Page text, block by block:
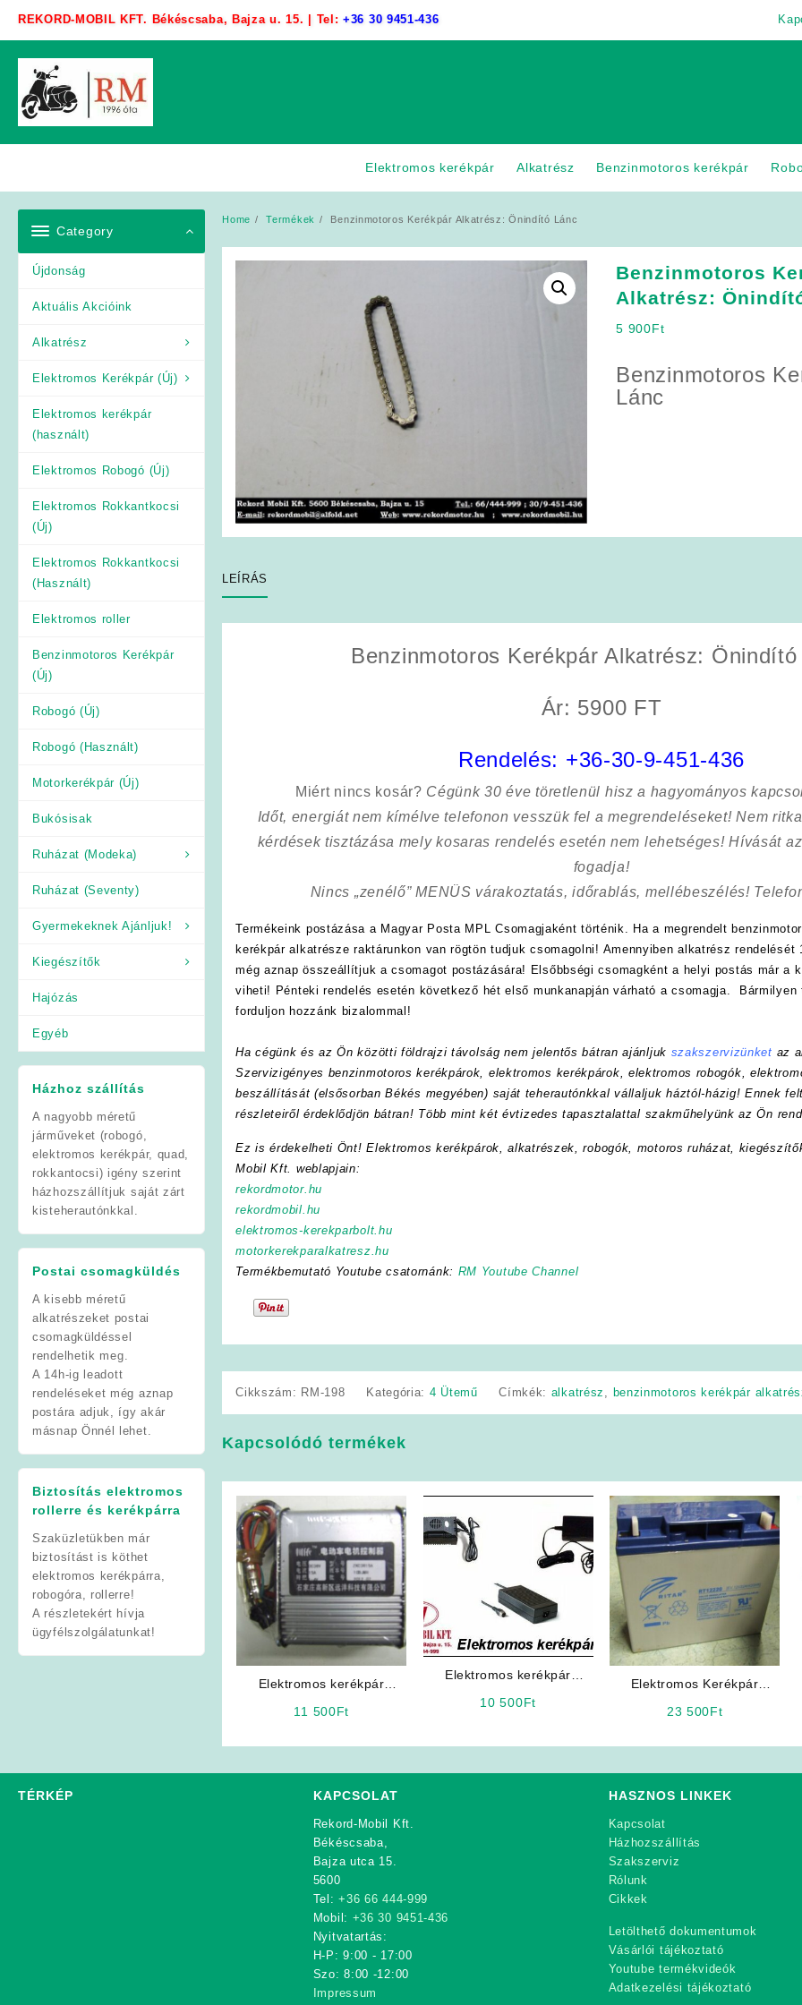
REKORD-MOBIL KFT. Békéscsaba, Bajza u. 15. | Tel:+36 30 9451-436
Elektromos kerékpár Alkatrész Benzinmotoros kerékpár
Category
Újdonság
Aktuális Akcióink
Alkatrész
Elektromos Kerékpár (Új)
Elektromos kerékpár
(használt)
Elektromos Robogó (Új)
Elektromos Rokkantkocsi
(Új)
Elektromos Rokkantkocsi
(Használt)
Elektromos roller
Benzinmotoros Kerékpár
(Új)
Robogó (Új)
Robogó (Használt)
Motorkerékpár (Új)
Bukósisak
Ruházat (Modeka)
Ruházat (Seventy)
Gyermekeknek Ajánljuk!
Kiegészítők
Hajózás
Egyéb
Házhoz szállítás
A nagyobb méretű
járműveket (robogó,
elektromos kerékpár, quad,
rokkantocsi) igény szerint
házhozszállítjuk saját zárt
kisteherautónkkal.
Postai csomagküldés
A kisebb méretű
alkatrészeket postai
csomagküldéssel
rendelhetik meg.
A 14h-ig leadott
rendeléseket még aznap
postára adjuk, így akár
másnap Önnél lehet.
Biztosítás elektromos
rollerre és kerékpárra
Szaküzletükben már
biztosítást is köthet
elektromos kerékpárra,
robogóra, rollerre!
A részletekért hívja
ügyfélszolgálatunkat!
Home Termékek Benzinmotoros Kerékpár Alkatrész: Önindító Lánc
Benzinmotoros
Alkatrész:
5 900Ft
Benzinmotoros
Lánc
LEÍRÁS
Benzinmotoros Kerékpár Alkatrész: Önindító
Ár: 5900 FT
Rendelés: +36-30-9-451-436
Miért nincs kosár? Cégünk 30 éve töretlenül hisz a hagyományos
Időt, energiát nem kímélvetelefonon vesszük fel a megrendeléseket! Nem
kérdések tisztázása mely kosaras rendelés esetén nem lehetséges! Hívását
fogadja!
Nincs „zenélő” MENÜS várakoztatás, időrablás, mellébeszélés!
Termékeink postázása a Magyar Posta MPL Csomagjaként történik. Ha a megrendelt
kerékpár alkatrésze raktárunkon van rögtön tudjuk csomagolni! Amennyiben alkatrész rendelését
még aznap összeállítjuk a csomagot postázására! Elsőbbségi csomagként a helyi postás már a
viheti! Pénteki rendelés esetén következő hét első munkanapján várható a csomagja. Bármilyen
forduljon hozzánk bizalommal!
Ha cégünk és az Ön közötti földrajzi távolság nem jelentős bátran ajánljuk szakszervizünket az
Szervizigényes benzinmotoros kerékpárok, elektromos kerékpárok, elektromos robogók,
beszállítását (elsősorban Békés megyében) saját teherautónkkal vállaljuk háztól-házig! Ennek
részleteiről érdeklődjön bátran! Több mint két évtizedes tapasztalattal szakműhelyünk az Ön
Ez is érdekelheti Önt! Elektromos kerékpárok, alkatrészek, robogók, motoros ruházat,
Mobil Kft. weblapjain:
rekordmotor.hu
rekordmobil.hu
elektromos-kerekparbolt.hu
motorkerekparalkatresz.hu
Termékbemutató Youtube csatornánk: RM Youtube Channel
Cikkszám: RM-198 Kategória: 4 Ütemű Címkék: alkatrész benzinmotoros kerékpár
Kapcsolódó termékek
Elektromos kerékpár
11 500Ft
Elektromos kerékpár
10 500Ft
Elektromos Kerékpár
23 500Ft
TÉRKÉP KAPCSOLAT
Rekord-Mobil Kft.
Békéscsaba,
Bajza utca 15.
5600
Tel:+36 66 444-999
Mobil: +36 30 9451-436
Nyitvatartás:
H-P: 9:00 - 17:00
Szo: 8:00 -12:00
Impressum
HASZNOS LINKEK
Kapcsolat
Házhozszállítás
Szakszerviz
Rólunk
Cikkek
Letölthető dokumentumok
Vásárlói tájékoztató
Youtube termékvideók
Adatkezelési tájékoztató